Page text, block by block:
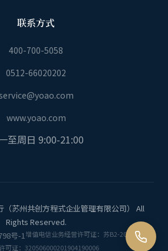
联系方式
400-700-5058
0512-66020202
www.yoao.com
至周日 9:00-21:00
（苏州共创方程式企业管理有限公司） All
Rights Reserved.
号-1增值电信业务经营许可证：苏B2-20170466
可证：320506000201904190006